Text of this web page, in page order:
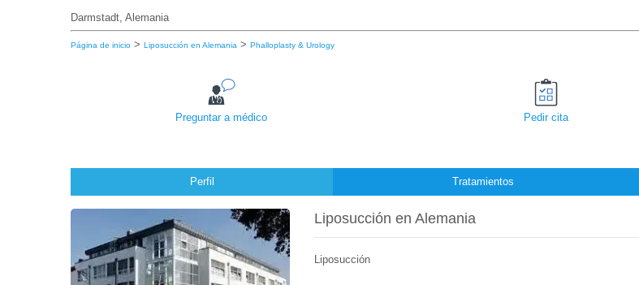
Darmstadt, Alemania
Página de inicio > Liposucción en Alemania > Phalloplasty & Urology
Preguntar a médico Pedir cita
Perfil
Liposucción en Alemania
Liposucción
Tratamientos